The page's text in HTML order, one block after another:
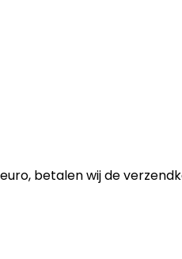
betalen wij de